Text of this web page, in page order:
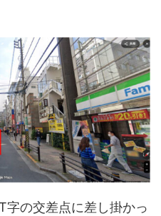
の交差点に差し掛かっ